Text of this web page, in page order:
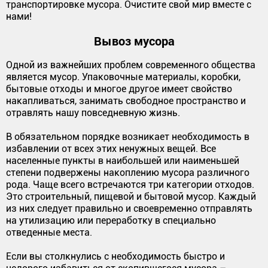
транспортировке мусора. Очистите свой мир вместе с
нами!
Вывоз мусора
Одной из важнейших проблем современного общества
является мусор. Упаковочные материалы, коробки,
бытовые отходы и многое другое имеет свойство
накапливаться, занимать свободное пространство и
отравлять нашу повседневную жизнь.
В обязательном порядке возникает необходимость в
избавлении от всех этих ненужных вещей. Все
населенные пункты в наибольшей или наименьшей
степени подвержены накоплению мусора различного
рода. Чаще всего встречаются три категории отходов.
Это строительный, пищевой и бытовой мусор. Каждый
из них следует правильно и своевременно отправлять
на утилизацию или переработку в специально
отведенные места.
Если вы столкнулись с необходимость быстро и